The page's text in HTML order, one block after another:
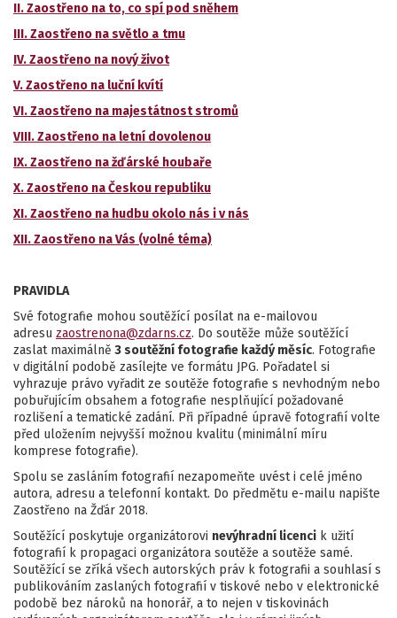
II. Zaostřeno na to, co spí pod sněhem
III. Zaostřeno na světlo a tmu
IV. Zaostřeno na nový život
V. Zaostřeno na luční kvítí
VI. Zaostřeno na majestátnost stromů
VIII. Zaostřeno na letní dovolenou
IX. Zaostřeno na žďárské houbaře
X. Zaostřeno na Českou republiku
XI. Zaostřeno na hudbu okolo nás i v nás
XII. Zaostřeno na Vás (volné téma)
PRAVIDLA
Své fotografie mohou soutěžící posílat na e-mailovou
adresu zaostrenona@zdarns.cz. Do soutěže může soutěžící
zaslat maximálně 3 soutěžní fotografie každý měsíc. Fotografie
v digitální podobě zasílejte ve formátu JPG. Pořadatel si
vyhrazuje právo vyřadit ze soutěže fotografie s nevhodným nebo
pobuřujícím obsahem a fotografie nesplňující požadované
rozlišení a tematické zadání. Při případné úpravě fotografií volte
před uložením nejvyšší možnou kvalitu (minimální míru
komprese fotografie).
Spolu se zasláním fotografií nezapomeňte uvést i celé jméno
autora, adresu a telefonní kontakt. Do předmětu e-mailu napište
Zaostřeno na Žďár 2018.
Soutěžící poskytuje organizátorovi nevýhradní licenci k užití
fotografií k propagaci organizátora soutěže a soutěže samé.
Soutěžící se zříká všech autorských práv k fotografii a souhlasí s
publikováním zaslaných fotografií v tiskové nebo v elektronické
podobě bez nároků na honorář, a to nejen v tiskovinách